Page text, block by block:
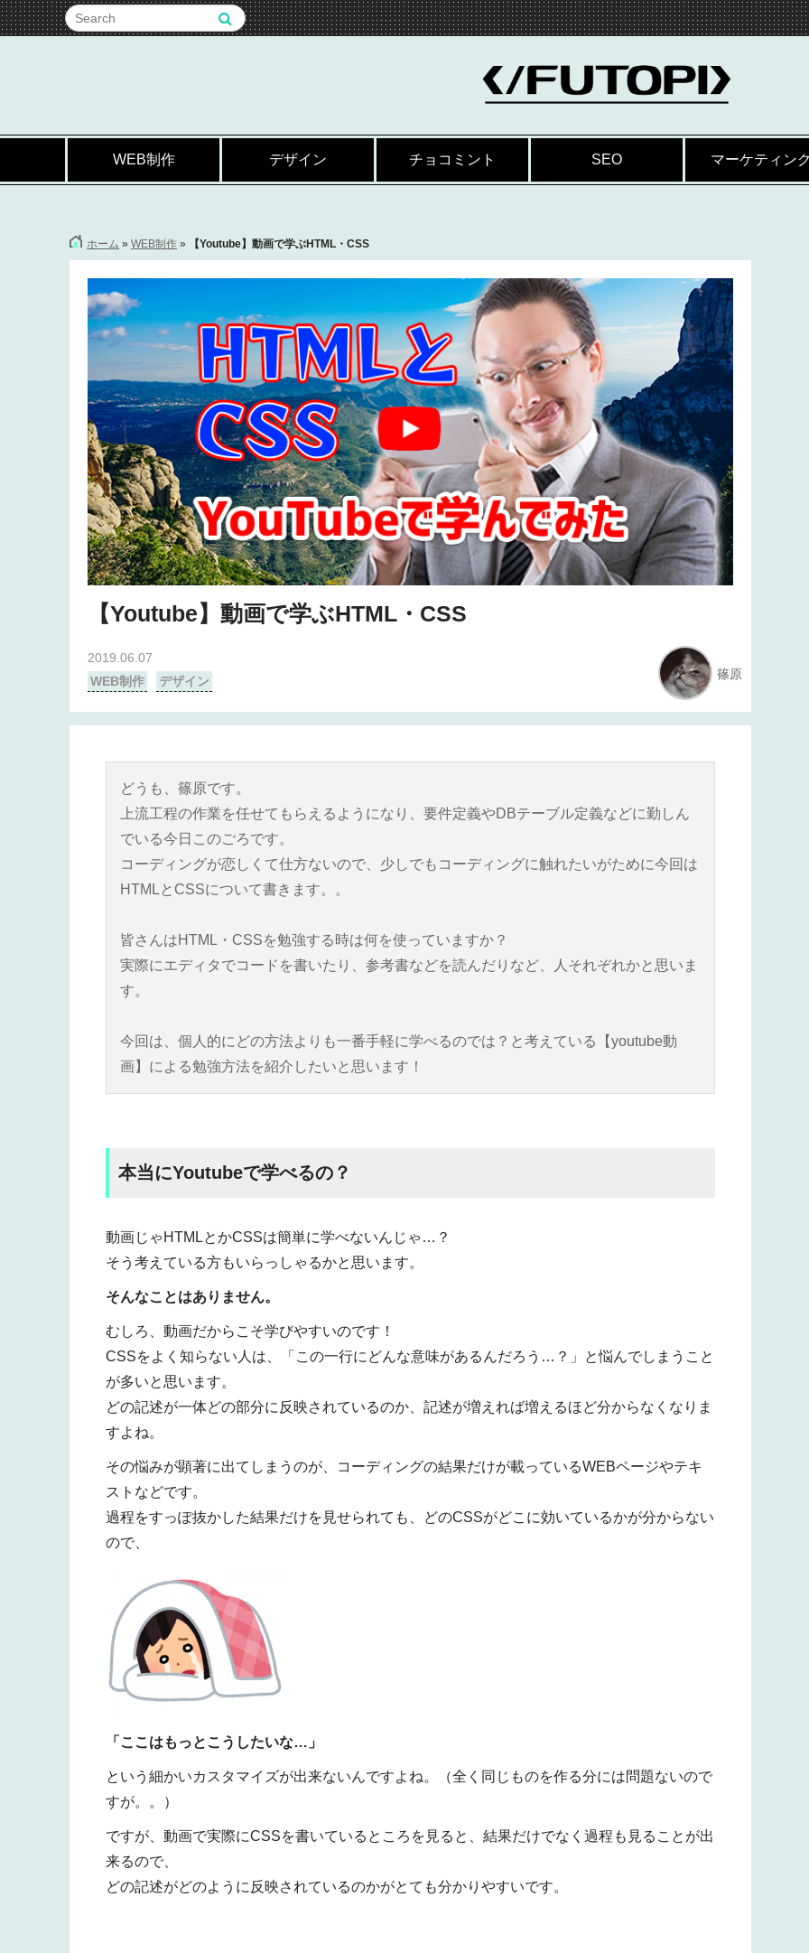
WEB制作 デザイン チョコミント SEO マーケティン
ホーム » WEB制作 » 【Youtube】動画で学ぶHTML・CSS
【Youtube】動画で学ぶHTML・CSS
2019.06.07
WEB制作
デザイン 篠原
どうも、篠原です。
上流工程の作業を任せてもらえるようになり、要件定義やDBテーブル定義などに勤しん
でいる今日このごろです。
コーディングが恋しくて仕方ないので、少しでもコーディングに触れたいがために今回は
HTMLとCSSについて書きます。。
皆さんはHTML・CSSを勉強する時は何を使っていますか？
実際にエディタでコードを書いたり、参考書などを読んだりなど、人それぞれかと思いま
す。
今回は、個人的にどの方法よりも一番手軽に学べるのでは？と考えている【youtube動
画】による勉強方法を紹介したいと思います！
本当にYoutubeで学べるの？
動画じゃHTMLとかCSSは簡単に学べないんじゃ…？
そう考えている方もいらっしゃるかと思います。
そんなことはありません。
むしろ、動画だからこそ学びやすいのです！
CSSをよく知らない人は、「この一行にどんな意味があるんだろう…？」と悩んでしまうこと
が多いと思います。
どの記述が一体どの部分に反映されているのか、記述が増えれば増えるほど分からなくなりま
すよね。
その悩みが顕著に出てしまうのが、コーディングの結果だけが載っているWEBページやテキ
ストなどです。
過程をすっぽ抜かした結果だけを見せられても、どのCSSがどこに効いているかが分からない
ので、
「ここはもっとこうしたいな…」
という細かいカスタマイズが出来ないんですよね。（全く同じものを作る分には問題ないので
すが。。）
ですが、動画で実際にCSSを書いているところを見ると、結果だけでなく過程も見ることが出
来るので、
どの記述がどのように反映されているのかがとても分かりやすいです。